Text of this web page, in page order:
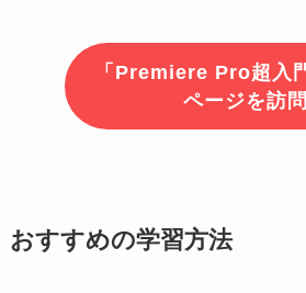
「Premiere Pro超入
ページを訪問
おすすめの学習方法